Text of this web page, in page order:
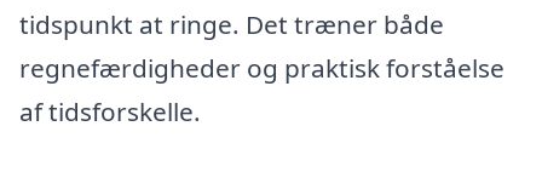
tidspunkt at ringe. Det træner både
regnefærdigheder og praktisk forståelse
af tidsforskelle.